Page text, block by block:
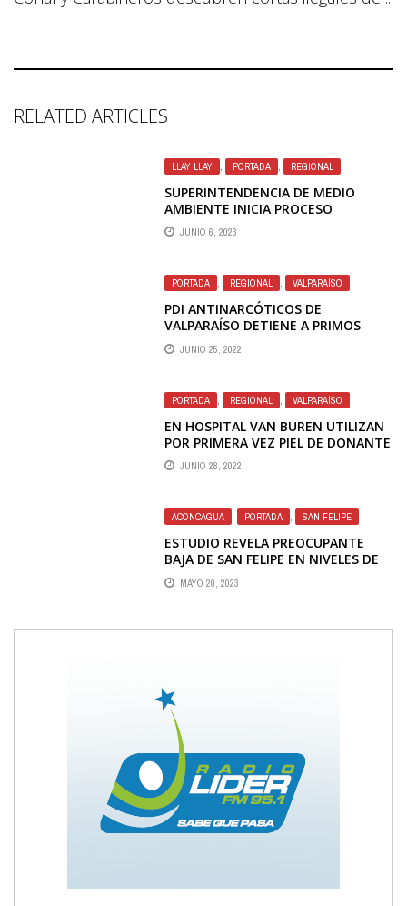
RELATED ARTICLES
LLAY LLAY , PORTADA , REGIONAL
SUPERINTENDENCIA DE MEDIO
AMBIENTE INICIA PROCESO
SANCIONATORIO CONTRA AVÍCOLA
DE LLAY LLAY TRAS MÚLTIPLES
JUNIO 6, 2023
PORTADA , REGIONAL , VALPARAÍSO
PDI ANTINARCÓTICOS DE
VALPARAÍSO DETIENE A PRIMOS
NARCOS
JUNIO 25, 2022
PORTADA REGIONAL VALPARAÍSO
EN HOSPITAL VAN BUREN UTILIZAN
POR PRIMERA VEZ PIEL DE DONANTE
VIVO PARA TRATAR A NIÑO CON
PROFUNDA QUEMADURA
JUNIO 28, 2022
ACONCAGUA , PORTADA , SAN FELIPE
ESTUDIO REVELA PREOCUPANTE
BAJA DE SAN FELIPE EN NIVELES DE
CALIDAD DE VIDA URBANA
MAYO 20, 2023